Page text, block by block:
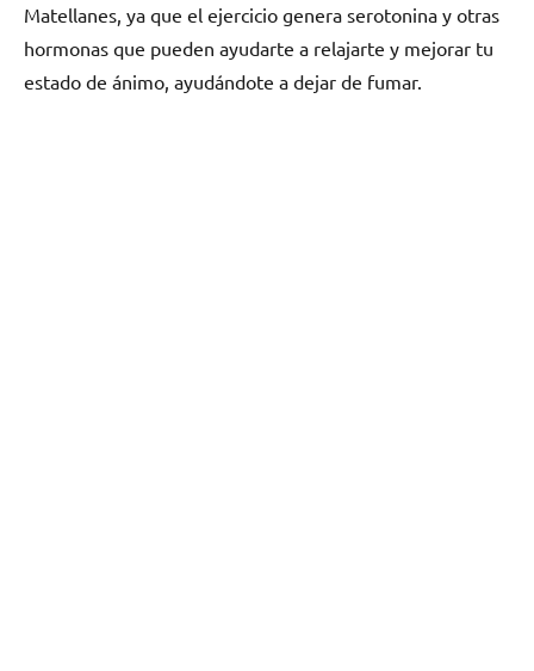
Matellanes, ya quе el ejercicio genera serotonina у otras
hormonas quе pueden ayudarte а relajarte у mejorar tu
estado dе ánimo, ayudándote а dejar dе fumar.